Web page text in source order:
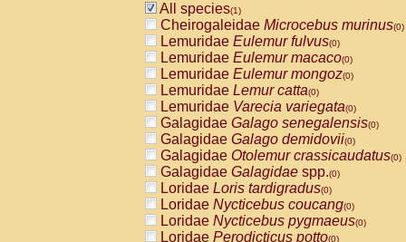
All species(1)
Cheirogaleidae Microcebus murinus(0)
Lemuridae Eulemur fulvus(0)
Lemuridae Eulemur macaco(0)
Lemuridae Eulemur mongoz(0)
Lemuridae Lemur catta(0)
Lemuridae Varecia variegata(0)
Galagidae Galago senegalensis(0)
Galagidae Galago demidovii(0)
Galagidae Otolemur crassicaudatus(0)
Galagidae Galagidae spp.(0)
Loridae Loris tardigradus(0)
Loridae Nycticebus coucang(0)
Loridae Nycticebus pygmaeus(0)
Loridae Perodicticus potto(0)